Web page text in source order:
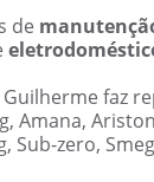
de
faz
Amana,
Sub-zero,